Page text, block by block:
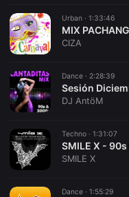
Urban · 1:33:46
MIX
CIZA
Dance · 2:28:39
DJ AntöM
Techno · 1:31:07
SMILE X
Dance · 1:55:29